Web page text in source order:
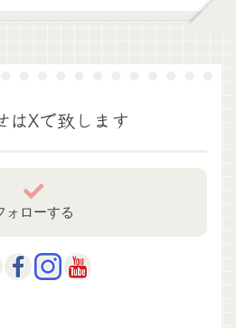
はXで致します
ォローする